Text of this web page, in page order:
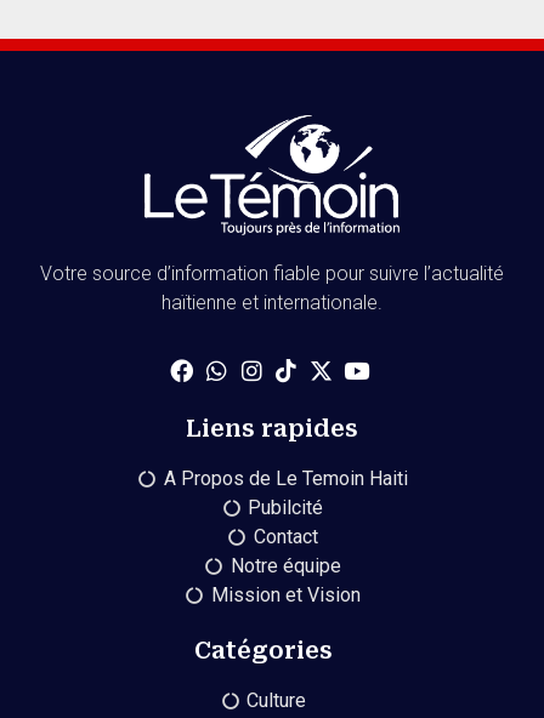
Votre source d’information fiable pour suivre l’actualité
haïtienne et internationale.
Liens rapides
A Propos de Le Temoin Haiti
Pubilcité
Contact
Notre équipe
Mission et Vision
Catégories
Culture